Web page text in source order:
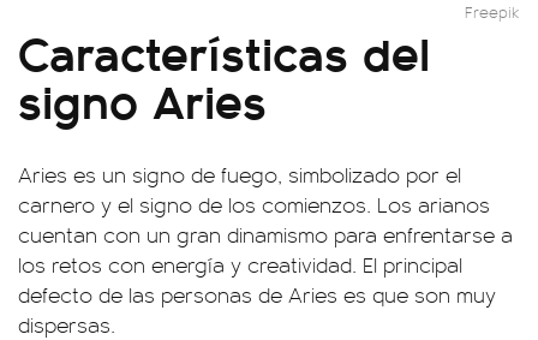
Freepik
Características del
signo Aries
Aries es un signo de fuego, simbolizado por el
carnero y el signo de los comienzos. Los arianos
cuentan con un gran dinamismo para enfrentarse a
los retos con energía y creatividad. El principal
defecto de las personas de Aries es que son muy
dispersas.